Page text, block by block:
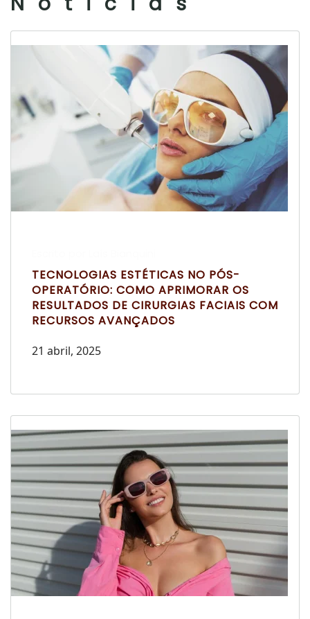
TECNOLOGIAS ESTÉTICAS NO PÓS-
OPERATÓRIO: COMO APRIMORAR OS
RESULTADOS DE CIRURGIAS FACIAIS COM
RECURSOS AVANÇADOS
21 abril, 2025